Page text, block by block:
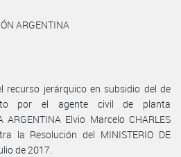
ARGENTINA
recurso jerárquico en subsidio del de
por el agente civil de planta
Elvio Marcelo CHARLES
la Resolución del MINISTERIO DE
de 2017.